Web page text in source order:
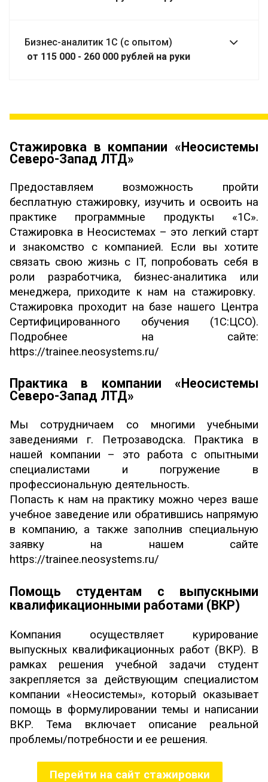
Бизнес-аналитик 1С (с опытом)
от 115 000 - 260 000 рублей на руки
Стажировка в компании «Неосистемы
Северо-Запад ЛТД»
Предоставляем возможность пройти
бесплатную стажировку, изучить и освоить на
практике программные продукты «1С».
Стажировка в Неосистемах – это легкий старт
и знакомство с компанией. Если вы хотите
связать свою жизнь с IT, попробовать себя в
роли разработчика, бизнес-аналитика или
менеджера, приходите к нам на стажировку.
Стажировка проходит на базе нашего Центра
Сертифицированного обучения (1С:ЦСО).
Подробнее на сайте:
https://trainee.neosystems.ru/
Практика в компании «Неосистемы
Северо-Запад ЛТД»
Мы сотрудничаем со многими учебными
заведениями г. Петрозаводска. Практика в
нашей компании – это работа с опытными
специалистами и погружение в
профессиональную деятельность.
Попасть к нам на практику можно через ваше
учебное заведение или обратившись напрямую
в компанию, а также заполнив специальную
заявку на нашем сайте
https://trainee.neosystems.ru/
Помощь студентам с выпускными
квалификационными работами (ВКР)
Компания осуществляет курирование
выпускных квалификационных работ (ВКР). В
рамках решения учебной задачи студент
закрепляется за действующим специалистом
компании «Неосистемы», который оказывает
помощь в формулировании темы и написании
ВКР. Тема включает описание реальной
проблемы/потребности и ее решения.
Перейти на сайт стажировки